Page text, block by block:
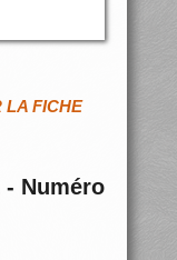
LA FICHE
- Numéro